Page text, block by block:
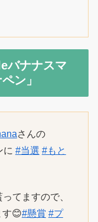
バナナスマ
ン」
さんの
に #当選 #もと
てますので、
す😊#懸賞 #プ